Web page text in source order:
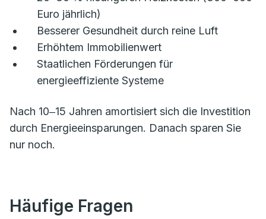
Euro jährlich)
Besserer Gesundheit durch reine Luft
Erhöhtem Immobilienwert
Staatlichen Förderungen für
energieeffiziente Systeme
Nach 10‒15 Jahren amortisiert sich die Investition
durch Energieeinsparungen. Danach sparen Sie
nur noch.
Häufige Fragen